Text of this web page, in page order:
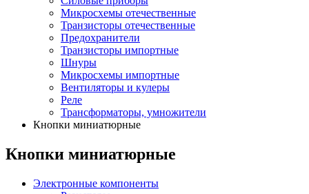
Микросхемы отечественные
Транзисторы отечественные
Предохранители
Транзисторы импортные
Шнуры
Микросхемы импортные
Вентиляторы и кулеры
Реле
Трансформаторы, умножители
Кнопки миниатюрные
Кнопки миниатюрные
Электронные компоненты